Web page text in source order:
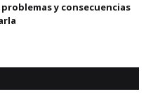
y consecuencias